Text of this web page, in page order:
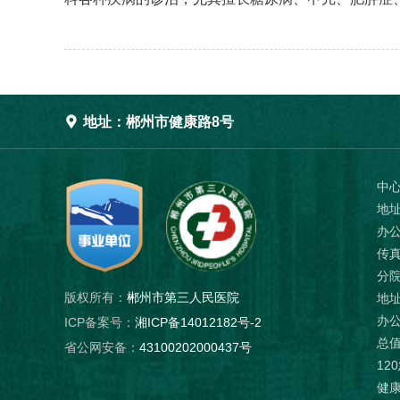
 地址：郴州市健康路8号
版权所有： 郴州市第三人民医院
ICP备案号： 湘ICP备14012182号-2
省公网安备： 43100202000437号
中
地
办
传
分
地
办
总
健